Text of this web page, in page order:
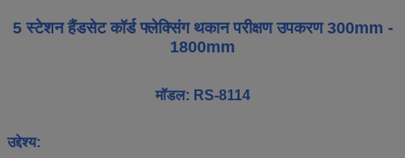
5 स्टेशन हैंडसेट कॉर्ड फ्लेक्सिंग थकान परीक्षण उपकरण 300mm -
1800mm
मॉडल: RS-8114
उद्देश्य: